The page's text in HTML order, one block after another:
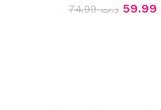
د.ت74.99